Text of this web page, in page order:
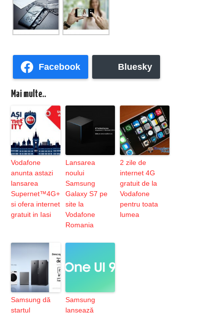
Facebook Bluesky
Mai multe..
Vodafone
anunta astazi
lansarea
Supernet™4G+
si ofera internet
gratuit in Iasi
Lansarea
noului
Samsung
Galaxy S7 pe
site la
Vodafone
Romania
2 zile de
internet 4G
gratuit de la
Vodafone
pentru toata
lumea
Samsung dă
startul
Samsung
lansează